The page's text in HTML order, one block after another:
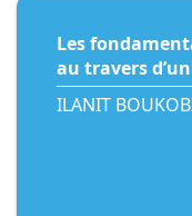
Les
au travers
ILANIT